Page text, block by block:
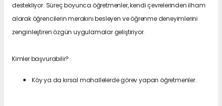
destekliyor. Süreç boyunca öğretmenler, kendi çevrelerinden ilham
alarak öğrencilerin merakını besleyen ve öğrenme deneyimlerini
zenginleştiren özgün uygulamalar geliştiriyor.
Kimler başvurabilir?
Köy ya da kırsal mahallelerde görev yapan öğretmenler.